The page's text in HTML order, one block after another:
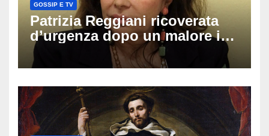
GOSSIP E TV
Patrizia Reggiani ricoverata
d’urgenza dopo un malore in
vacanza: come sta oggi l’ex
Lady Gucci